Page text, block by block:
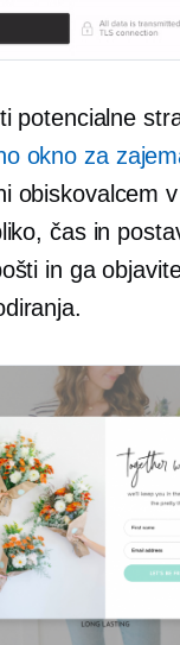
potencialne
okno za
obiskovalcem
čas in
in ga